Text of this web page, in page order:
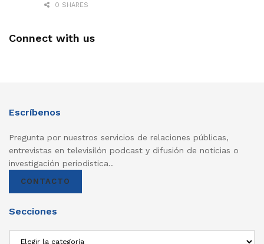
0 SHARES
Connect with us
Escríbenos
Pregunta por nuestros servicios de relaciones públicas,
entrevistas en televisilón podcast y difusión de noticias o
investigación periodistica..
CONTACTO
Secciones